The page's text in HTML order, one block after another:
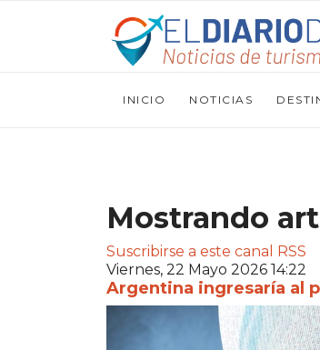
INICIO NOTICIAS
Mostrando
Suscribirse a este canal RSS
Viernes, 22 Mayo 2026 14:22
Argentina ingresaría al